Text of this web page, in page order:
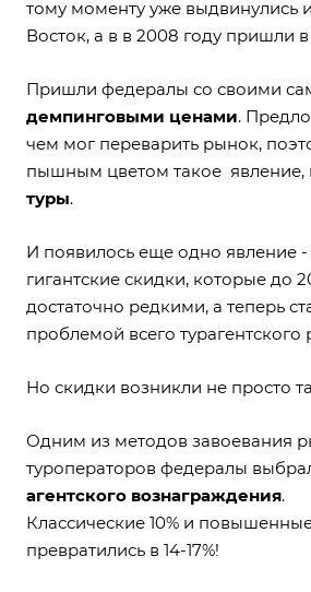
тому моменту уже выдвинулись
Восток, а в в 2008 году пришли
Пришли федералы со своими
демпинговыми ценами.
чем мог переварить рынок,
пышным цветом такое явление,
туры.
И появилось еще одно явление -
гигантские скидки, которые до
достаточно редкими, а теперь
проблемой всего турагентского
Но скидки возникли не просто
Одним из методов завоевания
туроператоров федералы
агентского вознаграждения.
Классические 10% и повышенные
превратились в 14-17%!